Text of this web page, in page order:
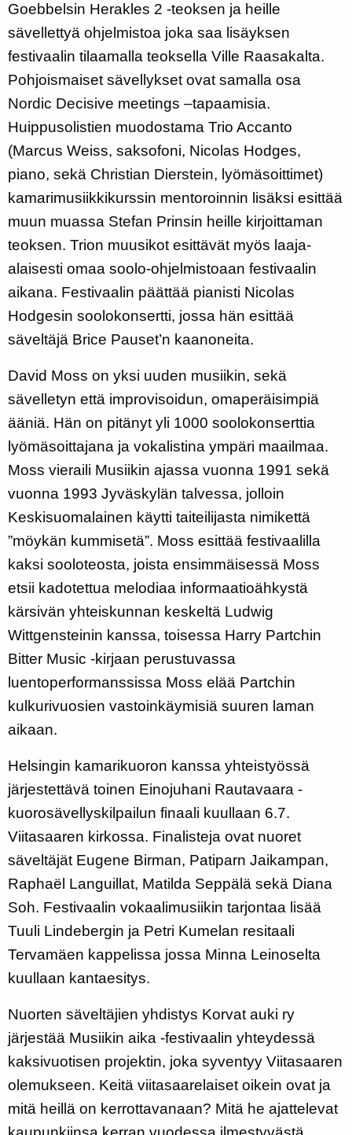
Goebbelsin Herakles 2 -teoksen ja heille
sävellettyä ohjelmistoa joka saa lisäyksen
festivaalin tilaamalla teoksella Ville Raasakalta.
Pohjoismaiset sävellykset ovat samalla osa
Nordic Decisive meetings –tapaamisia.
Huippusolistien muodostama Trio Accanto
(Marcus Weiss, saksofoni, Nicolas Hodges,
piano, sekä Christian Dierstein, lyömäsoittimet)
kamarimusiikkikurssin mentoroinnin lisäksi esittää
muun muassa Stefan Prinsin heille kirjoittaman
teoksen. Trion muusikot esittävät myös laaja-
alaisesti omaa soolo-ohjelmistoaan festivaalin
aikana. Festivaalin päättää pianisti Nicolas
Hodgesin soolokonsertti, jossa hän esittää
säveltäjä Brice Pauset’n kaanoneita.
David Moss on yksi uuden musiikin, sekä
sävelletyn että improvisoidun, omaperäisimpiä
ääniä. Hän on pitänyt yli 1000 soolokonserttia
lyömäsoittajana ja vokalistina ympäri maailmaa.
Moss vieraili Musiikin ajassa vuonna 1991 sekä
vuonna 1993 Jyväskylän talvessa, jolloin
Keskisuomalainen käytti taiteilijasta nimikettä
”möykän kummisetä”. Moss esittää festivaalilla
kaksi sooloteosta, joista ensimmäisessä Moss
etsii kadotettua melodiaa informaatioähkystä
kärsivän yhteiskunnan keskeltä Ludwig
Wittgensteinin kanssa, toisessa Harry Partchin
Bitter Music -kirjaan perustuvassa
luentoperformanssissa Moss elää Partchin
kulkurivuosien vastoinkäymisiä suuren laman
aikaan.
Helsingin kamarikuoron kanssa yhteistyössä
järjestettävä toinen Einojuhani Rautavaara -
kuorosävellyskilpailun finaali kuullaan 6.7.
Viitasaaren kirkossa. Finalisteja ovat nuoret
säveltäjät Eugene Birman, Patiparn Jaikampan,
Raphaël Languillat, Matilda Seppälä sekä Diana
Soh. Festivaalin vokaalimusiikin tarjontaa lisää
Tuuli Lindebergin ja Petri Kumelan resitaali
Tervamäen kappelissa jossa Minna Leinoselta
kuullaan kantaesitys.
Nuorten säveltäjien yhdistys Korvat auki ry
järjestää Musiikin aika -festivaalin yhteydessä
kaksivuotisen projektin, joka syventyy Viitasaaren
olemukseen. Keitä viitasaarelaiset oikein ovat ja
mitä heillä on kerrottavanaan? Mitä he ajattelevat